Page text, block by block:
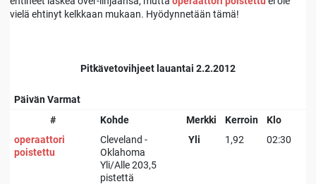
vielä ehtinyt kelkkaan mukaan. Hyödynnetään tämä!
Pitkävetovihjeet lauantai 2.2.2012
Päivän Varmat
#
Kohde Merkki Kerroin
Klo
operaattori
poistettu
Cleveland -
Oklahoma
Yli/Alle 203,5
pistettä
Yli 1,92 02:30